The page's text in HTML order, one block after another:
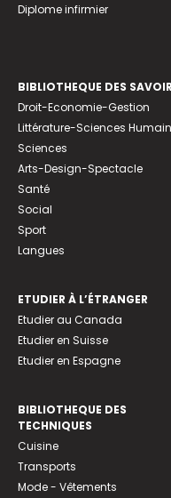
Diplome infirmier
BIBLIOTHEQUE DES
Droit-Economie-Gestion
Littérature-Sciences
Sciences
Arts-Design-Spectacle
Santé
Social
Sport
Langues
ETUDIER À L’ÉTRANGER
Etudier au Canada
Etudier en Suisse
Etudier en Espagne
BIBLIOTHEQUE DES
TECHNIQUES
Cuisine
Transports
Mode - Vêtements